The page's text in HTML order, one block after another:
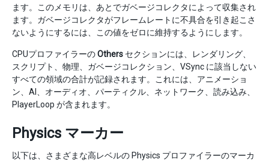
ます。このメモリは、あとでガベージコレクタによって収集され
ます。ガベージコレクタがフレームレートに不具合を引き起こさ
ないようにするには、この値をゼロに維持するようにします。
CPUプロファイラーのOthers セクションには、レンダリング、
スクリプト、物理、ガベージコレクション、VSync に該当しない
すべての領域の合計が記録されます。これには、アニメーショ
ン、AI、オーディオ、パーティクル、ネットワーク、読み込み、
PlayerLoop が含まれます。
Physics マーカー
以下は、さまざまな高レベルの Physics プロファイラーのマーカ